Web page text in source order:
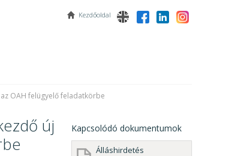
Kezdőoldal
OAH felügyelő feladatkörbe
új
Kapcsolódó dokumentumok
Álláshirdetés